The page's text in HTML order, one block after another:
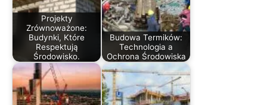
Projekty
Zrównoważone:
Budynki, Które
Respektują
Środowisko.
Budowa Termików:
Technologia a
Ochrona Środowiska